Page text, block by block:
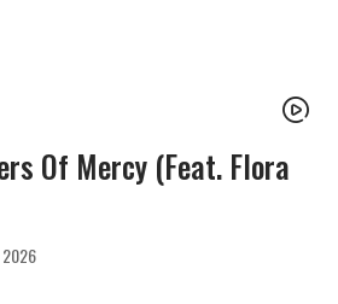
Of Mercy (Feat. Flora